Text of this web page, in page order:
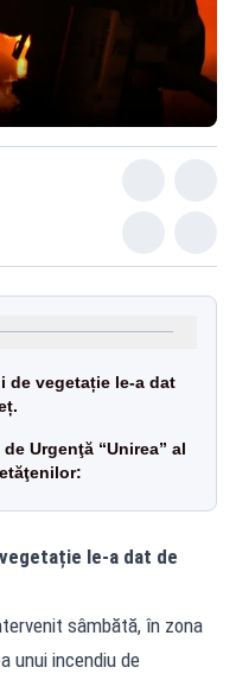
de vegetație le-a dat
Urgenţă “Unirea” al
le-a dat de
sâmbătă, în zona
unui incendiu de